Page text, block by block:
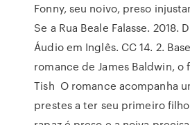
Fonny, seu noivo, preso
Se a Rua Beale Falasse. ‪2018‬.
Áudio em Inglês. ‪CC‬ ‪14‬. 2.
romance de James Baldwin, o
Tish O romance acompanha
prestes a ter seu primeiro